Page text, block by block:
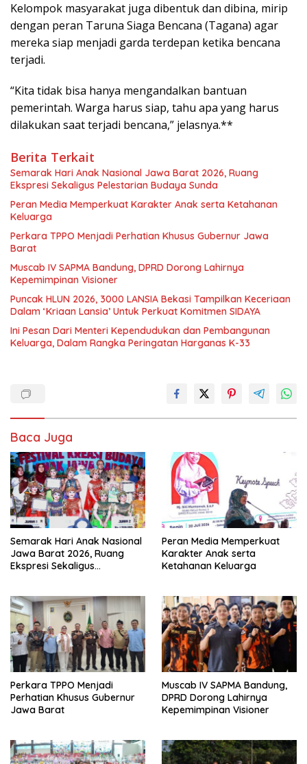
Kelompok masyarakat juga dibentuk dan dibina, mirip
dengan peran Taruna Siaga Bencana (Tagana) agar
mereka siap menjadi garda terdepan ketika bencana
terjadi.
“Kita tidak bisa hanya mengandalkan bantuan
pemerintah. Warga harus siap, tahu apa yang harus
dilakukan saat terjadi bencana,” jelasnya.**
Berita Terkait
Semarak Hari Anak Nasional Jawa Barat 2026, Ruang
Ekspresi Sekaligus Pelestarian Budaya Sunda
Peran Media Memperkuat Karakter Anak serta Ketahanan
Keluarga
Perkara TPPO Menjadi Perhatian Khusus Gubernur Jawa
Barat
Muscab IV SAPMA Bandung, DPRD Dorong Lahirnya
Kepemimpinan Visioner
Puncak HLUN 2026, 3000 LANSIA Bekasi Tampilkan Keceriaan
Dalam ‘Kriaan Lansia’ Untuk Perkuat Komitmen SIDAYA
Ini Pesan Dari Menteri Kependudukan dan Pembangunan
Keluarga, Dalam Rangka Peringatan Harganas K-33
Baca Juga
Semarak Hari Anak Nasional
Jawa Barat 2026, Ruang
Ekspresi Sekaligus
Peran Media Memperkuat
Karakter Anak serta
Ketahanan Keluarga
Perkara TPPO Menjadi
Perhatian Khusus Gubernur
Jawa Barat
Muscab IV SAPMA Bandung,
DPRD Dorong Lahirnya
Kepemimpinan Visioner